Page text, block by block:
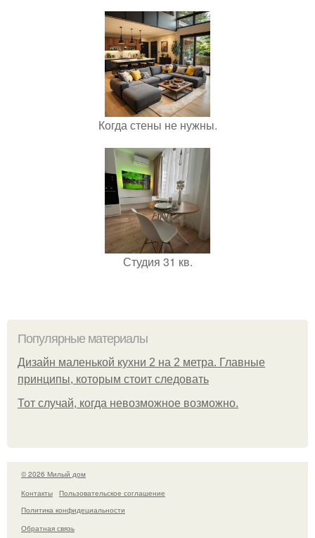
Когда стены не нужны.
Студия 31 кв.
Популярные материалы
Дизайн маленькой кухни 2 на 2 метра. Главные
принципы, которым стоит следовать
Тот случай, когда невозможное возможно.
© 2026 Милый дом
Контакты
Пользовательское соглашение
Политика конфидециальности
Обратная связь